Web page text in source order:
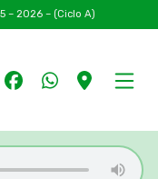
– 2026 – (Ciclo A)